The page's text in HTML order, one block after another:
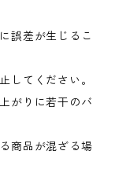
誤差が生じるこ
してください。
がりに若干のバ
商品が混ざる場